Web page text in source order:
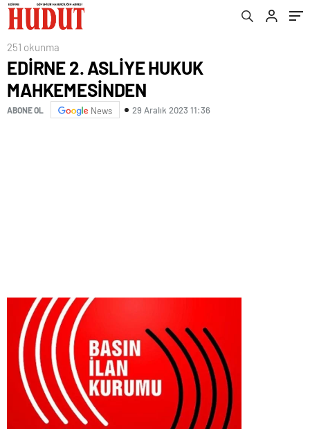
251 okunma
EDİRNE 2. ASLİYE HUKUK
MAHKEMESİNDEN
ABONE OL News 29 Aralık 2023 11:36